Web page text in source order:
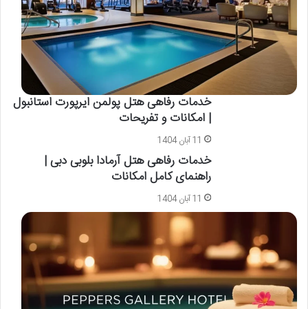
خدمات رفاهی هتل پولمن ایرپورت استانبول
| امکانات و تفریحات
11 آبان 1404
خدمات رفاهی هتل آرمادا بلوبی دبی |
راهنمای کامل امکانات
11 آبان 1404